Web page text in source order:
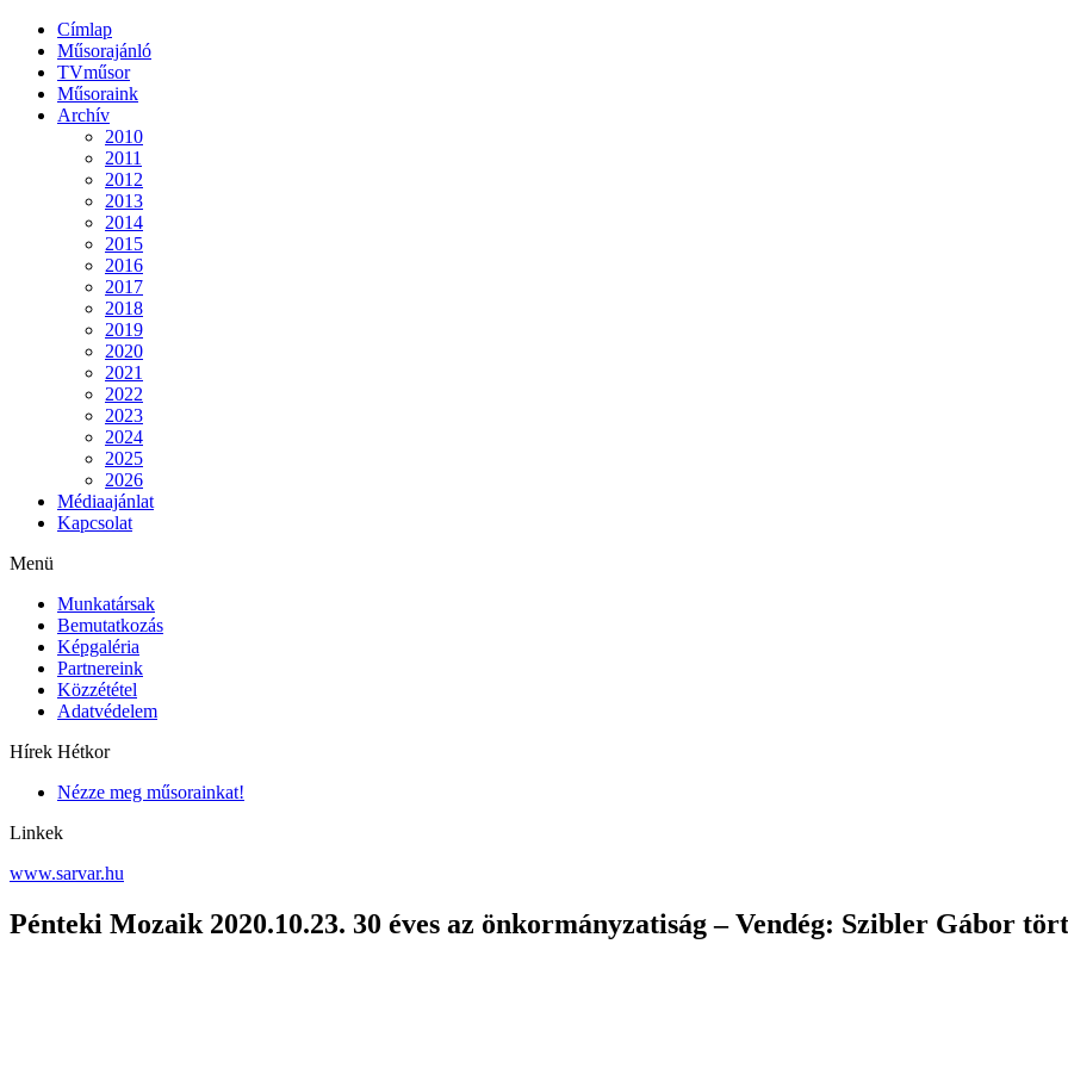
Címlap
Műsorajánló
TVműsor
Műsoraink
Archív
2010
2011
2012
2013
2014
2015
2016
2017
2018
2019
2020
2021
2022
2023
2024
2025
2026
Médiaajánlat
Kapcsolat
Menü
Munkatársak
Bemutatkozás
Képgaléria
Partnereink
Közzététel
Adatvédelem
Hírek Hétkor
Nézze meg műsorainkat!
Linkek
www.sarvar.hu
Pénteki Mozaik 2020.10.23. 30 éves az önkormányzatiság – Vendég: Szibler Gábor